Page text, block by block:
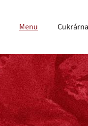
Menu Cukrárna